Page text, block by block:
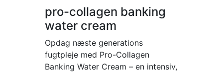
pro-collagen banking
water cream
Opdag næste generations
fugtpleje med Pro-Collagen
Banking Water Cream – en intensiv,